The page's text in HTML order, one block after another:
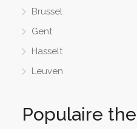
Brussel
Gent
Hasselt
Leuven
Populaire